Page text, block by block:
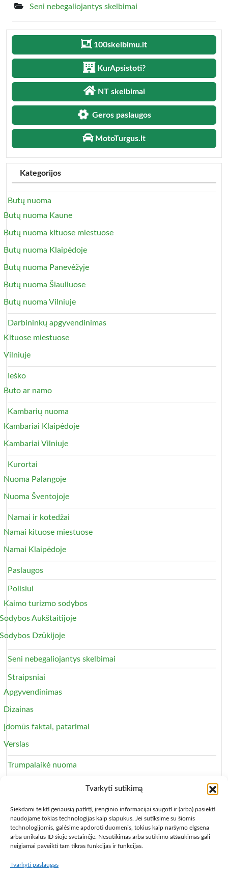
Tvarkyti sutikimą
Siekdami teikti geriausią patirtį, įrenginio informacijai saugoti ir (arba) pasiekti
naudojame tokias technologijas kaip slapukus. Jei sutiksime su šiomis
technologijomis, galėsime apdoroti duomenis, tokius kaip naršymo elgsena
arba unikalūs ID šioje svetainėje. Nesutikimas arba sutikimo atšaukimas gali
neigiamai paveikti tam tikras funkcijas ir funkcijas.
Tvarkyti paslaugas
Seni nebegaliojantys skelbimai
100skelbimu.lt
KurApsistoti?
NT skelbimai
Geros paslaugos
MotoTurgus.lt
Kategorijos
Butų nuoma
Butų nuoma Kaune
Butų nuoma kituose miestuose
Butų nuoma Klaipėdoje
Butų nuoma Panevėžyje
Butų nuoma Šiauliuose
Butų nuoma Vilniuje
Darbininkų apgyvendinimas
Kituose miestuose
Vilniuje
Ieško
Buto ar namo
Kambarių nuoma
Kambariai Klaipėdoje
Kambariai Vilniuje
Kurortai
Nuoma Palangoje
Nuoma Šventojoje
Namai ir kotedžai
Namai kituose miestuose
Namai Klaipėdoje
Paslaugos
Poilsiui
Kaimo turizmo sodybos
Sodybos Aukštaitijoje
Sodybos Dzūkijoje
Seni nebegaliojantys skelbimai
Straipsniai
Apgyvendinimas
Dizainas
Įdomūs faktai, patarimai
Verslas
Trumpalaikė nuoma
Copyright © 2013 – 2026